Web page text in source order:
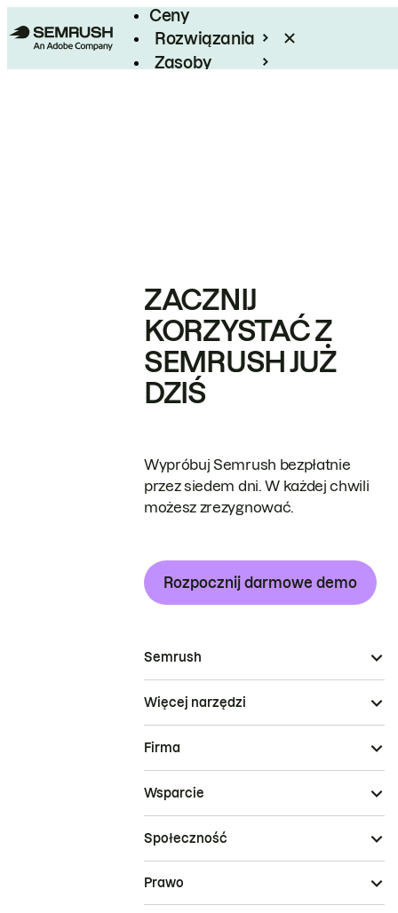
Ceny
Rozwiązania
Zasoby
ZACZNIJ
KORZYSTAĆ Z
SEMRUSH JUŻ
DZIŚ
Wypróbuj Semrush bezpłatnie
przez siedem dni. W każdej chwili
możesz zrezygnować.
Rozpocznij darmowe demo
Semrush
Więcej narzędzi
Firma
Wsparcie
Społeczność
Prawo